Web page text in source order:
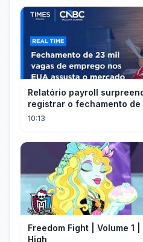
Relatório payroll
registrar o fechamento de
vagas nos EUA
10:13
Freedom Fight | Volume 1
High